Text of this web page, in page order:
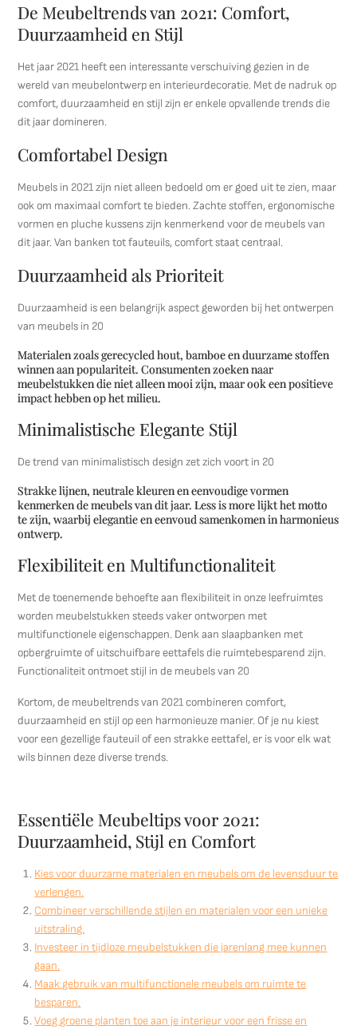
De Meubeltrends van 2021: Comfort,
Duurzaamheid en Stijl
Het jaar 2021 heeft een interessante verschuiving gezien in de
wereld van meubelontwerp en interieurdecoratie. Met de nadruk op
comfort, duurzaamheid en stijl zijn er enkele opvallende trends die
dit jaar domineren.
Comfortabel Design
Meubels in 2021 zijn niet alleen bedoeld om er goed uit te zien, maar
ook om maximaal comfort te bieden. Zachte stoffen, ergonomische
vormen en pluche kussens zijn kenmerkend voor de meubels van
dit jaar. Van banken tot fauteuils, comfort staat centraal.
Duurzaamheid als Prioriteit
Duurzaamheid is een belangrijk aspect geworden bij het ontwerpen
van meubels in 20
Materialen zoals gerecycled hout, bamboe en duurzame stoffen
winnen aan populariteit. Consumenten zoeken naar
meubelstukken die niet alleen mooi zijn, maar ook een positieve
impact hebben op het milieu.
Minimalistische Elegante Stijl
De trend van minimalistisch design zet zich voort in 20
Strakke lijnen, neutrale kleuren en eenvoudige vormen
kenmerken de meubels van dit jaar. Less is more lijkt het motto
te zijn, waarbij elegantie en eenvoud samenkomen in harmonieus
ontwerp.
Flexibiliteit en Multifunctionaliteit
Met de toenemende behoefte aan flexibiliteit in onze leefruimtes
worden meubelstukken steeds vaker ontworpen met
multifunctionele eigenschappen. Denk aan slaapbanken met
opbergruimte of uitschuifbare eettafels die ruimtebesparend zijn.
Functionaliteit ontmoet stijl in de meubels van 20
Kortom, de meubeltrends van 2021 combineren comfort,
duurzaamheid en stijl op een harmonieuze manier. Of je nu kiest
voor een gezellige fauteuil of een strakke eettafel, er is voor elk wat
wils binnen deze diverse trends.
Essentiële Meubeltips voor 2021:
Duurzaamheid, Stijl en Comfort
Kies voor duurzame materialen en meubels om de levensduur te
verlengen.
Combineer verschillende stijlen en materialen voor een unieke
uitstraling.
Investeer in tijdloze meubelstukken die jarenlang mee kunnen
gaan.
Maak gebruik van multifunctionele meubels om ruimte te
besparen.
Voeg groene planten toe aan je interieur voor een frisse en